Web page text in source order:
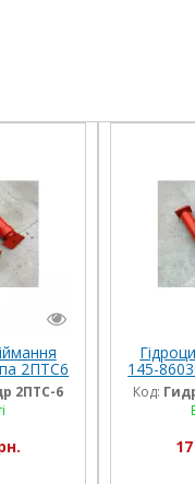
2ПТС6
2ПТС-6
145-
Код: